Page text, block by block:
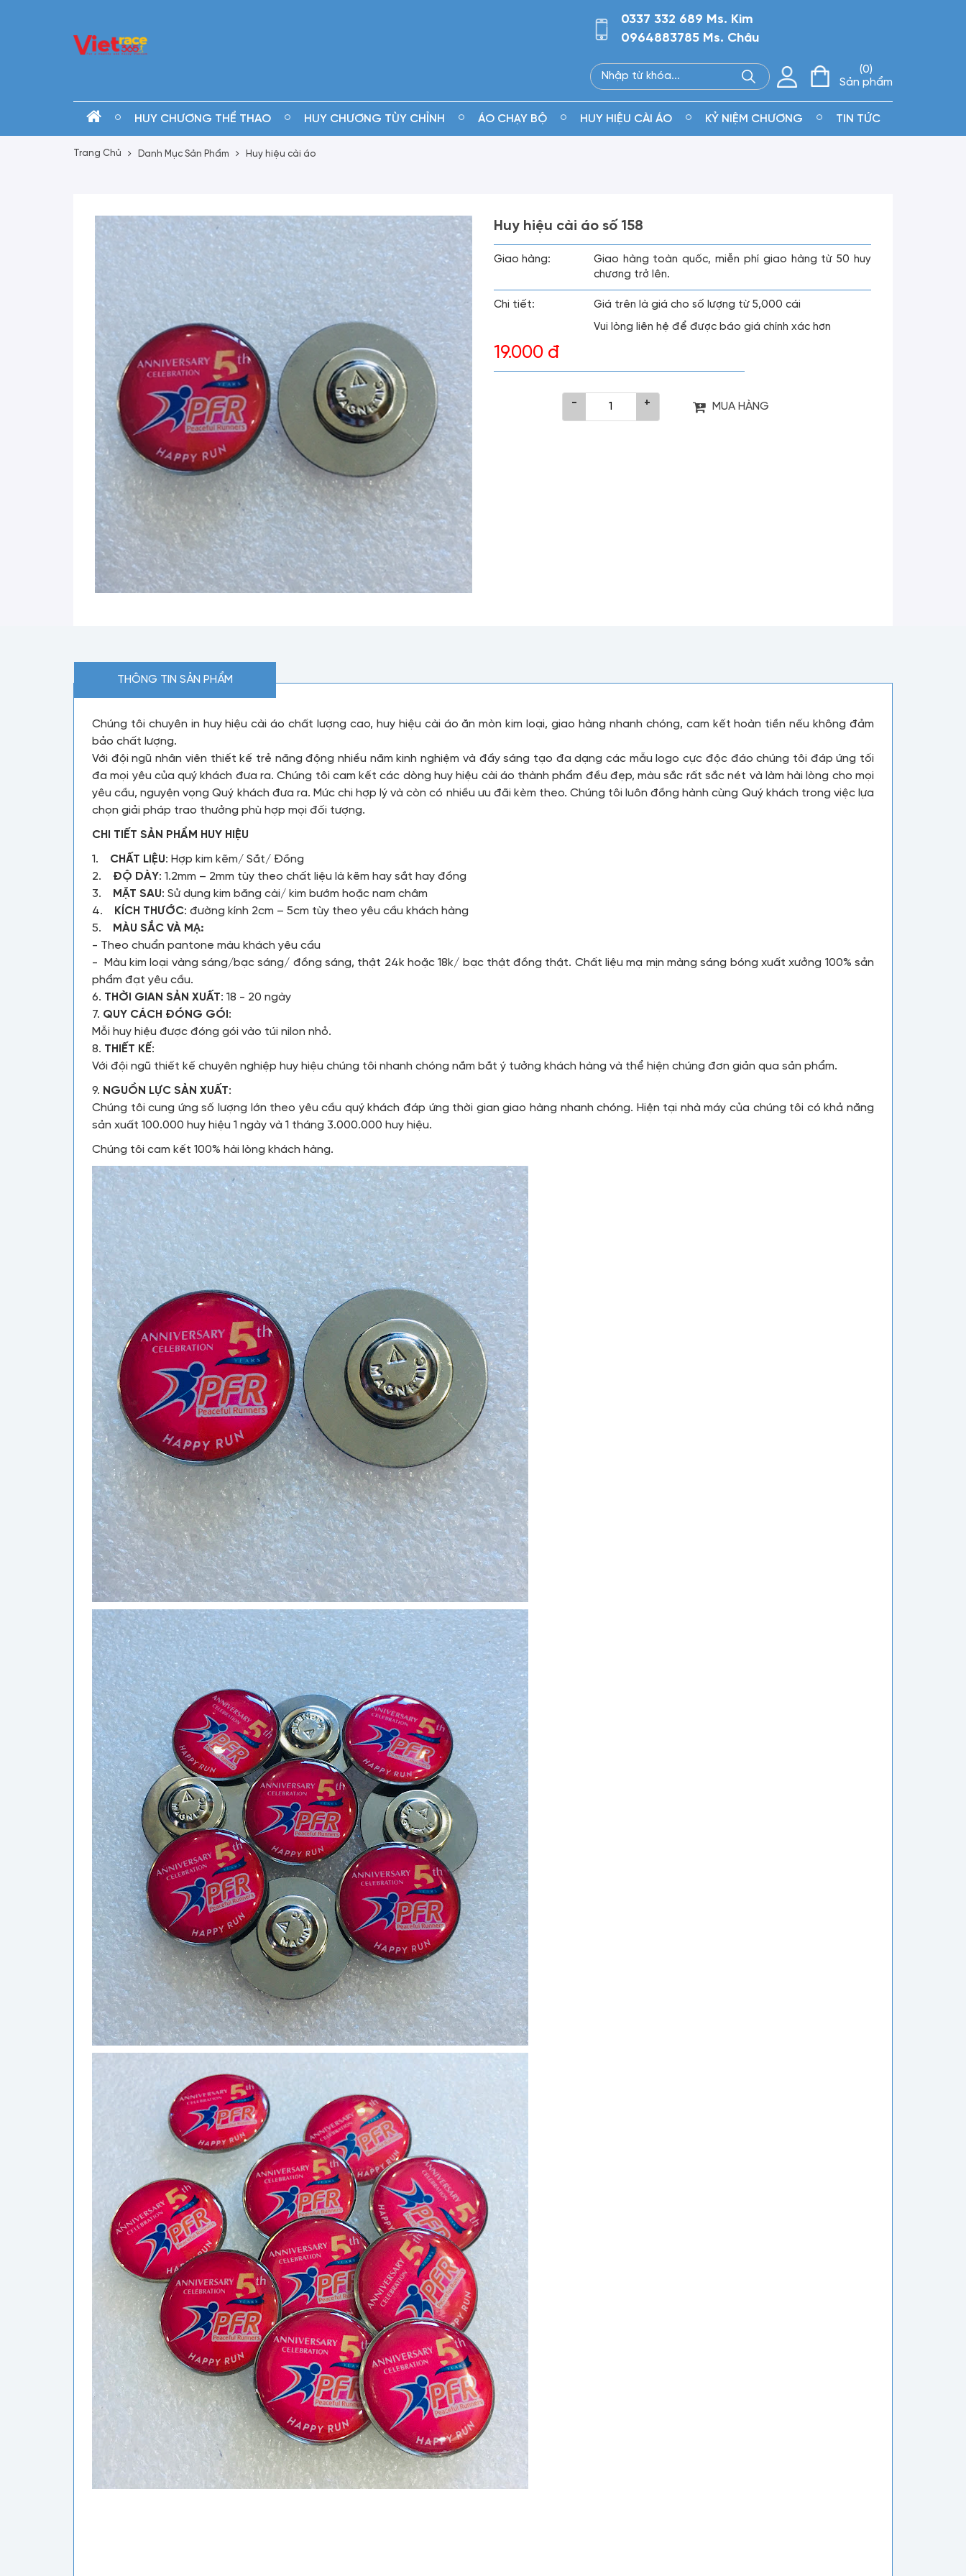
0337 332 689 Ms. Kim
0964883785 Ms. Châu
0
Sản phẩm
HUY CHƯƠNG THỂ THAO HUY CHƯƠNG TÙY CHỈNH ÁO CHẠY BỘ HUY HIỆU CÀI ÁO KỶ NIỆM CHƯƠNG TIN TỨC
Trang Chủ Danh Mục Sản Phẩm Huy hiệu cài áo
Huy hiệu cài áo số 158
Giao hàng:
Giao hàng toàn quốc, miễn phí giao hàng từ 50 huy
chương trở lên.
Chi tiết:
Giá trên là giá cho số lượng từ 5,000 cái
Vui lòng liên hệ để được báo giá chính xác hơn
19.000 đ
- + MUA HÀNG
THÔNG TIN SẢN PHẨM
Chúng tôi chuyên in huy hiệu cài áo chất lượng cao, huy hiệu cài áo ăn mòn kim loại, giao hàng nhanh chóng, cam kết hoàn tiền nếu không đảm
bảo chất lượng.
Với đội ngũ nhân viên thiết kế trẻ năng động nhiều năm kinh nghiệm và đầy sáng tạo đa dạng các mẫu logo cực độc đáo chúng tôi đáp ứng tối
đa mọi yêu của quý khách đưa ra. Chúng tôi cam kết các dòng huy hiệu cài áo thành phẩm đều đẹp, màu sắc rất sắc nét và làm hài lòng cho mọi
yêu cầu, nguyện vọng Quý khách đưa ra. Mức chi hợp lý và còn có nhiều ưu đãi kèm theo. Chúng tôi luôn đồng hành cùng Quý khách trong việc lựa
chọn giải pháp trao thưởng phù hợp mọi đối tượng.
CHI TIẾT SẢN PHẨM HUY HIỆU
1. CHẤT LIỆU: Hợp kim kẽm/ Sắt/ Đồng
2.
ĐỘ DÀY: 1.2mm – 2mm tùy theo chất liệu là kẽm hay sắt hay đồng
3.
MẶT SAU: Sử dụng kim băng cài/ kim bướm hoặc nam châm
4.
KÍCH THƯỚC: đường kính 2cm – 5cm tùy theo yêu cầu khách hàng
5.
MÀU SẮC VÀ MẠ:
- Theo chuẩn pantone màu khách yêu cầu
- Màu kim loại vàng sáng/bạc sáng/ đồng sáng, thật 24k hoặc 18k/ bạc thật đồng thật. Chất liệu mạ mịn màng sáng bóng xuất xưởng 100% sản
phẩm đạt yêu cầu.
6. THỜI GIAN SẢN XUẤT: 18 - 20 ngày
7. QUY CÁCH ĐÓNG GÓI :
Mỗi huy hiệu được đóng gói vào túi nilon nhỏ.
8. THIẾT KẾ:
Với đội ngũ thiết kế chuyên nghiệp huy hiệu chúng tôi nhanh chóng nắm bắt ý tưởng khách hàng và thể hiện chúng đơn giản qua sản phẩm.
9. NGUỒN LỰC SẢN XUẤT:
Chúng tôi cung ứng số lượng lớn theo yêu cầu quý khách đáp ứng thời gian giao hàng nhanh chóng. Hiện tại nhà máy của chúng tôi có khả năng
sản xuất 100.000 huy hiệu 1 ngày và 1 tháng 3.000.000 huy hiệu.
Chúng tôi cam kết 100% hài lòng khách hàng.